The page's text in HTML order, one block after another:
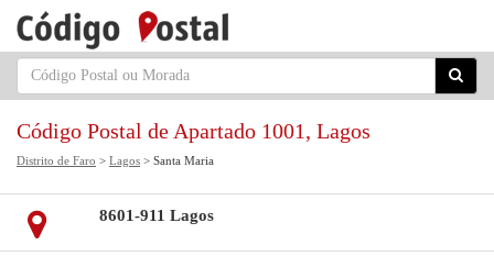
Código Postal de Apartado 1001, Lagos
Distrito de Faro > Lagos > Santa Maria
8601-911 Lagos